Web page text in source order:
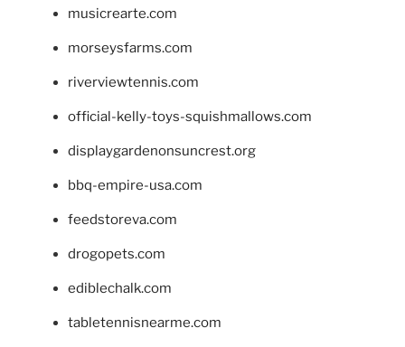
musicrearte.com
morseysfarms.com
riverviewtennis.com
official-kelly-toys-squishmallows.com
displaygardenonsuncrest.org
bbq-empire-usa.com
feedstoreva.com
drogopets.com
ediblechalk.com
tabletennisnearme.com